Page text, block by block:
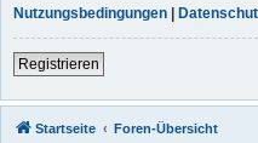
Nutzungsbedingungen |
Registrieren
Startseite Foren-Übersicht